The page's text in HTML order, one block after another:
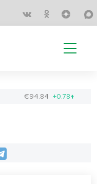
€94.84+0.78↑